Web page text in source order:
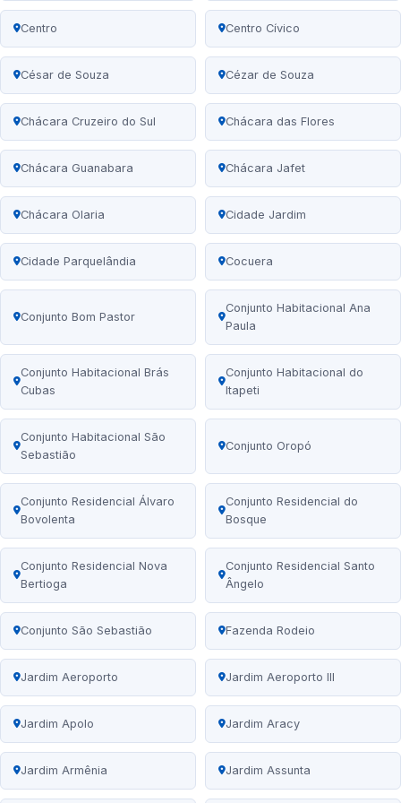
Centro Centro Cívico
César de Souza Cézar de Souza
Chácara Cruzeiro do Sul Chácara das Flores
Chácara Guanabara Chácara Jafet
Chácara Olaria Cidade Jardim
Cidade Parquelândia Cocuera
Conjunto Bom Pastor
Conjunto Habitacional Ana
Paula
Conjunto Habitacional Brás
Cubas
Conjunto Habitacional do
Itapeti
Conjunto Habitacional São
Sebastião
Conjunto Oropó
Conjunto Residencial Álvaro
Bovolenta
Conjunto Residencial do
Bosque
Conjunto Residencial Nova
Bertioga
Conjunto Residencial Santo
Ângelo
Conjunto São Sebastião Fazenda Rodeio
Jardim Aeroporto Jardim Aeroporto III
Jardim Apolo Jardim Aracy
Jardim Armênia Jardim Assunta